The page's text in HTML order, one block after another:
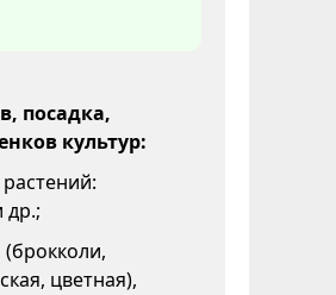
посадка,
культур:
цветная),